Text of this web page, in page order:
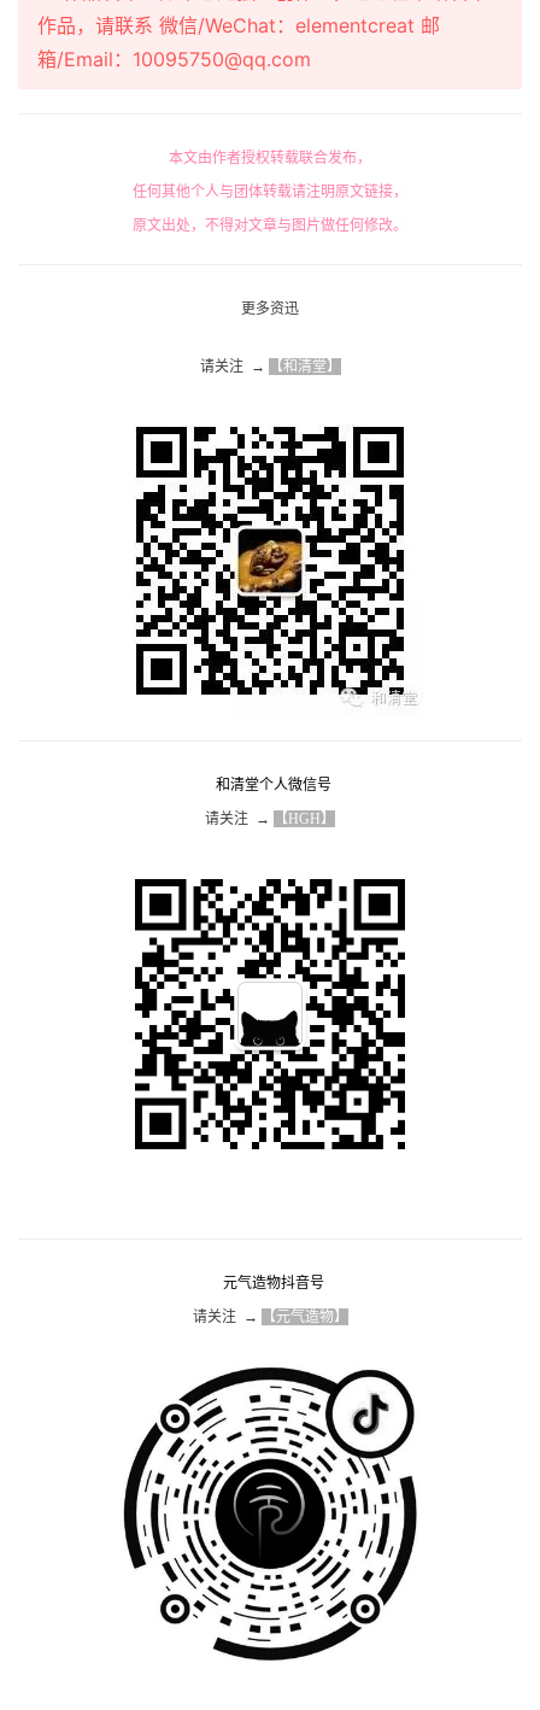
作品，请联系 微信/WeChat：elementcreat 邮
箱/Email：10095750@qq.com
本文由作者授权转载联合发布，
任何其他个人与团体转载请注明原文链接，
原文出处，不得对文章与图片做任何修改。
更多资迅
请关注  → 【和清堂】
和清堂个人微信号
请关注  → 【HGH】
元气造物抖音号
请关注  → 【元气造物】